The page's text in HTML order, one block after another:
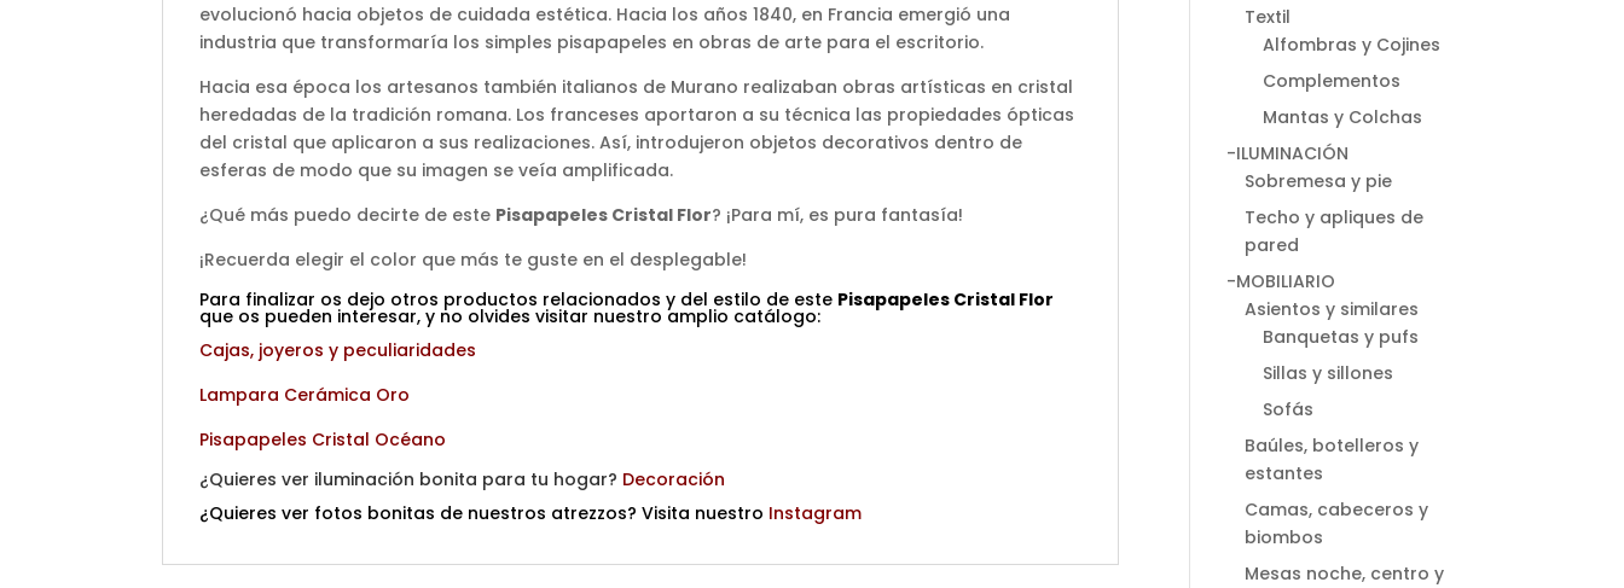
evolucionó hacia objetos de cuidada estética. Hacia los años 1840, en Francia emergió una
industria que transformaría los simples pisapapeles en obras de arte para el escritorio.
Hacia esa época los artesanos también italianos de Murano realizaban obras artísticas en cristal
heredadas de la tradición romana. Los franceses aportaron a su técnica las propiedades ópticas
del cristal que aplicaron a sus realizaciones. Así, introdujeron objetos decorativos dentro de
esferas de modo que su imagen se veía amplificada.
¿Qué más puedo decirte de este Pisapapeles Cristal Flor? ¡Para mí, es pura fantasía!
¡Recuerda elegir el color que más te guste en el desplegable!
Para finalizar os dejo otros productos relacionados y del estilo de este Pisapapeles Cristal Flor
que os pueden interesar, y no olvides visitar nuestro amplio catálogo:
Cajas, joyeros y peculiaridades
Lampara Cerámica Oro
Pisapapeles Cristal Océano
¿Quieres ver iluminación bonita para tu hogar? Decoración
¿Quieres ver fotos bonitas de nuestros atrezzos? Visita nuestro Instagram
Textil
Alfombras y Cojines
Complementos
Mantas y Colchas
-ILUMINACIÓN
Sobremesa y pie
Techo y apliques de
pared
-MOBILIARIO
Asientos y similares
Banquetas y pufs
Sillas y sillones
Sofás
Baúles, botelleros y
estantes
Camas, cabeceros y
biombos
Mesas noche, centro y